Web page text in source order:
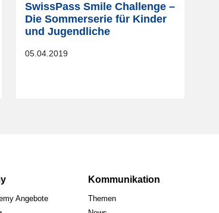
SwissPass Smile Challenge –
Die Sommerserie für Kinder
und Jugendliche
05.04.2019
Angebote
Kommunikation
Themen